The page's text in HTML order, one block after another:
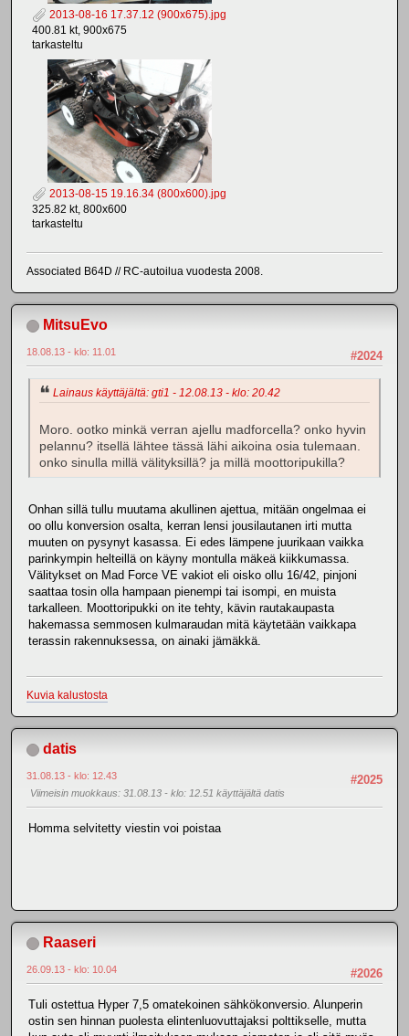
2013-08-16 17.37.12 (900x675).jpg
400.81 kt, 900x675
tarkasteltu
2013-08-15 19.16.34 (800x600).jpg
325.82 kt, 800x600
tarkasteltu
Associated B64D // RC-autoilua vuodesta 2008.
MitsuEvo
#2024
18.08.13 - klo: 11.01
Lainaus käyttäjältä: gti1 - 12.08.13 - klo: 20.42
Moro. ootko minkä verran ajellu madforcella? onko hyvin
pelannu? itsellä lähtee tässä lähi aikoina osia tulemaan.
onko sinulla millä välityksillä? ja millä moottoripukilla?
Onhan sillä tullu muutama akullinen ajettua, mitään ongelmaa ei
oo ollu konversion osalta, kerran lensi jousilautanen irti mutta
muuten on pysynyt kasassa. Ei edes lämpene juurikaan vaikka
parinkympin helteillä on käyny montulla mäkeä kiikkumassa.
Välitykset on Mad Force VE vakiot eli oisko ollu 16/42, pinjoni
saattaa tosin olla hampaan pienempi tai isompi, en muista
tarkalleen. Moottoripukki on ite tehty, kävin rautakaupasta
hakemassa semmosen kulmaraudan mitä käytetään vaikkapa
terassin rakennuksessa, on ainaki jämäkkä.
Kuvia kalustosta
datis
#2025
31.08.13 - klo: 12.43
Viimeisin muokkaus: 31.08.13 - klo: 12.51 käyttäjältä datis
Homma selvitetty viestin voi poistaa
Raaseri
#2026
26.09.13 - klo: 10.04
Tuli ostettua Hyper 7,5 omatekoinen sähkökonversio. Alunperin
ostin sen hinnan puolesta elintenluovuttajaksi polttikselle, mutta